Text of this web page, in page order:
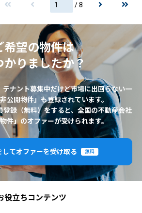
/ 8
希望の物件は
かりましたか？
テナント募集中だけど市場に出回らない一
公開物件」も登録されています。
登録（無料）をすると、全国の不動産会社
件」のオファーが受けられます。
してオファーを受け取る 無料
役立ちコンテンツ